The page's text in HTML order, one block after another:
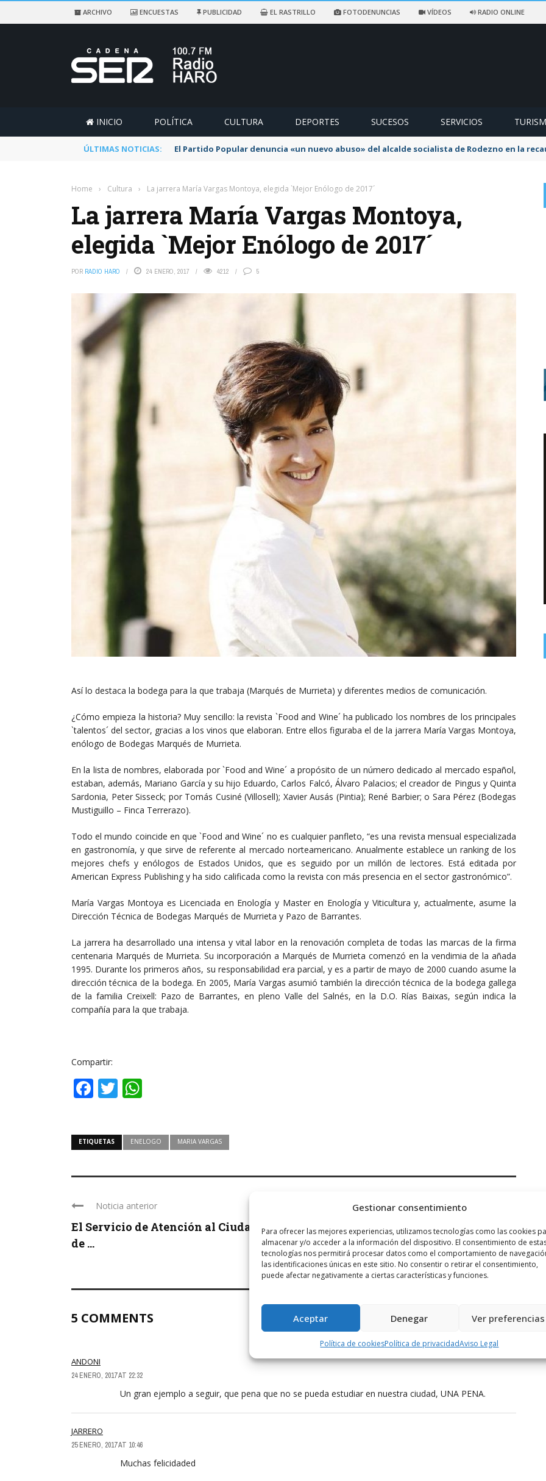
Gestionar consentimiento
Para ofrecer las mejores experiencias, utilizamos tecnologías como las cookies
almacenar y/o acceder a la información del dispositivo. El consentimiento de
tecnologías nos permitirá procesar datos como el comportamiento de
las identificaciones únicas en este sitio. No consentir o retirar el consentimiento,
puede afectar negativamente a ciertas características y funciones.
Aceptar Denegar Ver preferencias
Política de cookiesPolítica de privacidadAviso Legal
ARCHIVO ENCUESTAS PUBLICIDAD EL RASTRILLO FOTODENUNCIAS VÍDEOS RADIO ONLINE
INICIO POLÍTICA CULTURA DEPORTES SUCESOS SERVICIOS
ÚLTIMAS NOTICIAS: El Partido Popular denuncia «un nuevo abuso» del alcalde socialista de Rodezno en la
Home › Cultura › La jarrera María Vargas Montoya, elegida `Mejor Enólogo de 2017´
La jarrera María Vargas Montoya,
elegida `Mejor Enólogo de 2017´
POR RADIO HARO 24 ENERO, 2017 4212 5
Así lo destaca la bodega para la que trabaja (Marqués de Murrieta) y diferentes medios de comunicación.
¿Cómo empieza la historia? Muy sencillo: la revista `Food and Wine´ ha publicado los nombres de los principales
`talentos´ del sector, gracias a los vinos que elaboran. Entre ellos figuraba el de la jarrera María Vargas Montoya,
enólogo de Bodegas Marqués de Murrieta.
En la lista de nombres, elaborada por `Food and Wine´ a propósito de un número dedicado al mercado español,
estaban, además, Mariano García y su hijo Eduardo, Carlos Falcó, Álvaro Palacios; el creador de Pingus y Quinta
Sardonia, Peter Sisseck; por Tomás Cusiné (Villosell); Xavier Ausás (Pintia); René Barbier; o Sara Pérez (Bodegas
Mustiguillo – Finca Terrerazo).
Todo el mundo coincide en que `Food and Wine´ no es cualquier panfleto, “es una revista mensual especializada
en gastronomía, y que sirve de referente al mercado norteamericano. Anualmente establece un ranking de los
mejores chefs y enólogos de Estados Unidos, que es seguido por un millón de lectores. Está editada por
American Express Publishing y ha sido calificada como la revista con más presencia en el sector gastronómico”.
María Vargas Montoya es Licenciada en Enología y Master en Enología y Viticultura y, actualmente, asume la
Dirección Técnica de Bodegas Marqués de Murrieta y Pazo de Barrantes.
La jarrera ha desarrollado una intensa y vital labor en la renovación completa de todas las marcas de la firma
centenaria Marqués de Murrieta. Su incorporación a Marqués de Murrieta comenzó en la vendimia de la añada
1995. Durante los primeros años, su responsabilidad era parcial, y es a partir de mayo de 2000 cuando asume la
dirección técnica de la bodega. En 2005, María Vargas asumió también la dirección técnica de la bodega gallega
de la familia Creixell: Pazo de Barrantes, en pleno Valle del Salnés, en la D.O. Rías Baixas, según indica la
compañía para la que trabaja.
Compartir:
Facebook
Twitter
ETIQUETAS ENELOGO MARIA VARGAS
Noticia anterior
El Servicio de Atención al Ciudadano
de ...
Siguiente noticia
La Asociación Cultural del Cristo
Yacente ultima ...
5 COMMENTS
ANDONI
24 ENERO, 2017 AT 22:32
Un gran ejemplo a seguir, que pena que no se pueda estudiar en nuestra ciudad, UNA PENA.
JARRERO
25 ENERO, 2017 AT 10:46
Muchas felicidaded